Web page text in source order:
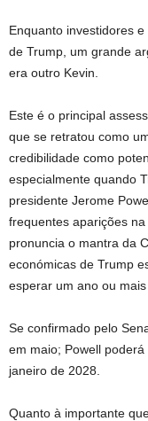
Enquanto investidores
de Trump, um grande
era outro Kevin.
Este é o principal
que se retratou como
credibilidade como
especialmente quando
presidente Jerome
frequentes aparições
pronuncia o mantra da
económicas de Trump
esperar um ano ou
Se confirmado pelo
em maio; Powell
janeiro de 2028.
Quanto à importante